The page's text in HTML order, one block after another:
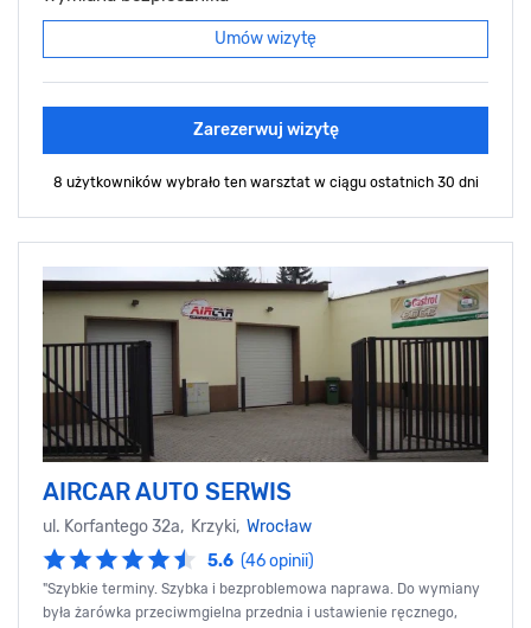
Umów wizytę
Zarezerwuj wizytę
8 użytkowników wybrało ten warsztat w ciągu ostatnich 30 dni
AIRCAR AUTO SERWIS
ul. Korfantego 32a, Krzyki, Wrocław
5.6 (46 opinii)
"Szybkie terminy. Szybka i bezproblemowa naprawa. Do wymiany
była żarówka przeciwmgielna przednia i ustawienie ręcznego,